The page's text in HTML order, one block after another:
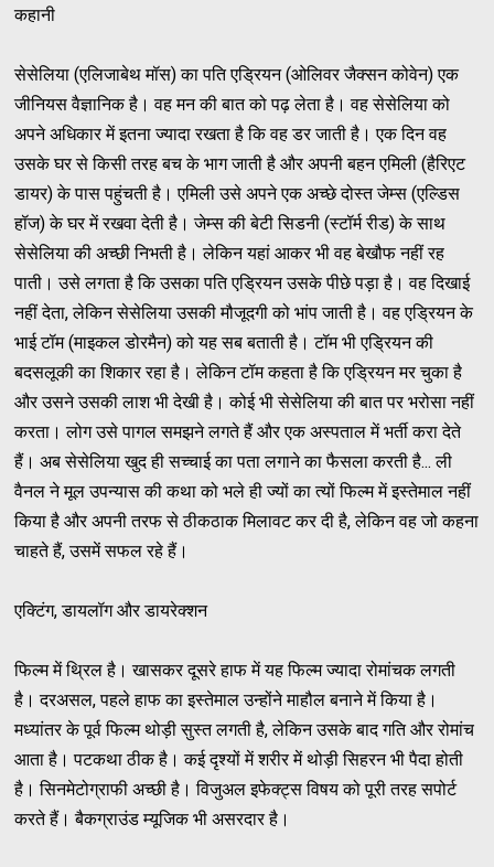
कहानी
सेसेलिया (एलिजाबेथ मॉस) का पति एड्रियन (ओलिवर जैक्सन कोवेन) एक
जीनियस वैज्ञानिक है। वह मन की बात को पढ़ लेता है। वह सेसेलिया को
अपने अधिकार में इतना ज्यादा रखता है कि वह डर जाती है। एक दिन वह
उसके घर से किसी तरह बच के भाग जाती है और अपनी बहन एमिली (हैरिएट
डायर) के पास पहुंचती है। एमिली उसे अपने एक अच्छे दोस्त जेम्स (एल्डिस
हॉज) के घर में रखवा देती है। जेम्स की बेटी सिडनी (स्टॉर्म रीड) के साथ
सेसेलिया की अच्छी निभती है। लेकिन यहां आकर भी वह बेखौफ नहीं रह
पाती। उसे लगता है कि उसका पति एड्रियन उसके पीछे पड़ा है। वह दिखाई
नहीं देता, लेकिन सेसेलिया उसकी मौजूदगी को भांप जाती है। वह एड्रियन के
भाई टॉम (माइकल डोरमैन) को यह सब बताती है। टॉम भी एड्रियन की
बदसलूकी का शिकार रहा है। लेकिन टॉम कहता है कि एड्रियन मर चुका है
और उसने उसकी लाश भी देखी है। कोई भी सेसेलिया की बात पर भरोसा नहीं
करता। लोग उसे पागल समझने लगते हैं और एक अस्पताल में भर्ती करा देते
हैं। अब सेसेलिया खुद ही सच्चाई का पता लगाने का फैसला करती है... ली
वैनल ने मूल उपन्यास की कथा को भले ही ज्यों का त्यों फिल्म में इस्तेमाल नहीं
किया है और अपनी तरफ से ठीकठाक मिलावट कर दी है, लेकिन वह जो कहना
चाहते हैं, उसमें सफल रहे हैं।
एक्टिंग, डायलॉग और डायरेक्शन
फिल्म में थ्रिल है। खासकर दूसरे हाफ में यह फिल्म ज्यादा रोमांचक लगती
है। दरअसल, पहले हाफ का इस्तेमाल उन्होंने माहौल बनाने में किया है।
मध्यांतर के पूर्व फिल्म थोड़ी सुस्त लगती है, लेकिन उसके बाद गति और रोमांच
आता है। पटकथा ठीक है। कई दृश्यों में शरीर में थोड़ी सिहरन भी पैदा होती
है। सिनमेटोग्राफी अच्छी है। विजुअल इफेक्ट्स विषय को पूरी तरह सपोर्ट
करते हैं। बैकग्राउंड म्यूजिक भी असरदार है।